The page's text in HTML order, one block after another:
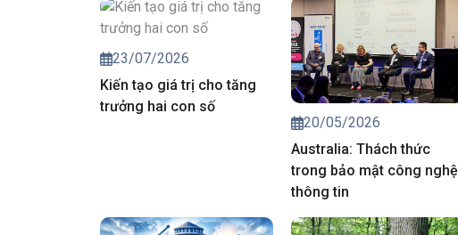
23/07/2026
Kiến tạo giá trị cho tăng
trưởng hai con số
20/05/2026
Australia: Thách thức
trong bảo mật công nghệ
thông tin